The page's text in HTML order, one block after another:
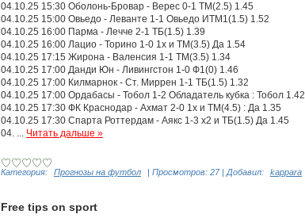
04.10.25 15:30 Оболонь-Бровар - Верес 0-1 ТМ(2.5) 1.45
04.10.25 15:00 Овьедо - Леванте 1-1 Овьедо ИТМ1(1.5) 1.52
04.10.25 16:00 Парма - Лечче 2-1 ТБ(1.5) 1.39
04.10.25 16:00 Лацио - Торино 1-0 1х и ТМ(3.5) Да 1.54
04.10.25 17:15 Жирона - Валенсия 1-1 ТМ(3.5) 1.34
04.10.25 17:00 Данди Юн - Ливингстон 1-0 Ф1(0) 1.46
04.10.25 17:00 Килмарнок - Ст. Миррен 1-1 ТБ(1.5) 1.32
04.10.25 17:00 Ордабасы - Тобол 1-2 Обладатель кубка : Тобол 1.42
04.10.25 17:30 ФК Краснодар - Ахмат 2-0 1х и ТМ(4.5) : Да 1.35
04.10.25 17:30 Спарта Роттердам - Аякс 1-3 х2 и ТБ(1.5) Да 1.45
04. ... Читать дальше »
Категория: Прогнозы на футбол | Просмотров: 27 | Добавил: kappara
Free tips on sport